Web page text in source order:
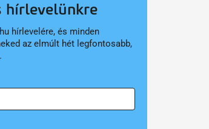
hírlevelünkre
hírlevelére, és minden
az elmúlt hét legfontosabb,